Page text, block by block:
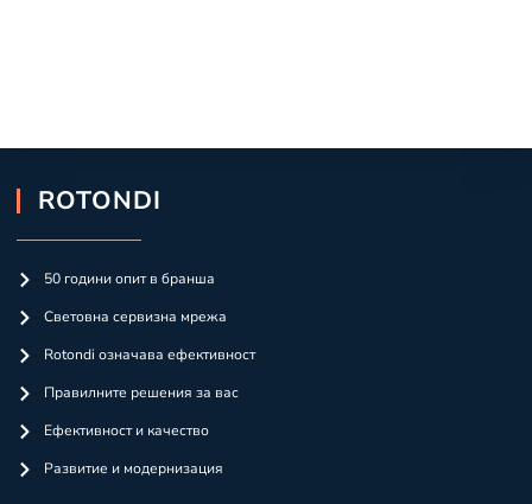
ROTONDI
50 години опит в бранша
Световна сервизна мрежа
Rotondi означава ефективност
Правилните решения за вас
Ефективност и качество
Развитие и модернизация